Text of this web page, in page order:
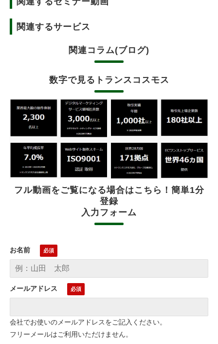
関連するサービス
関連コラム(ブログ)
数字で見るトランスコスモス
フル動画をご覧になる場合はこちら！簡単1分
登録
入力フォーム
お名前
メールアドレス
会社でお使いのメールアドレスをご記入ください。
フリーメールはご利用いただけません。